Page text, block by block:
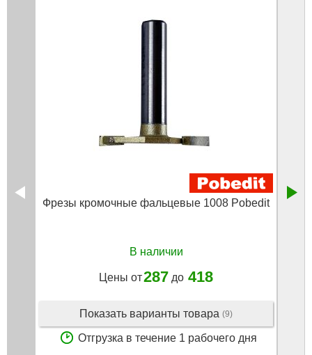
Фрезы кромочные фальцевые 1008 Pobedit
В наличии
Цены от287 до 418
Показать варианты товара (9)
Отгрузка в течение 1 рабочего дня